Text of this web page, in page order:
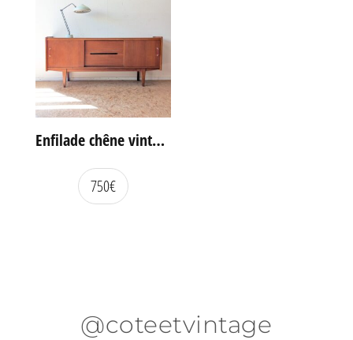
Enfilade chêne vintage portes coulissantes
750€
@coteetvintage